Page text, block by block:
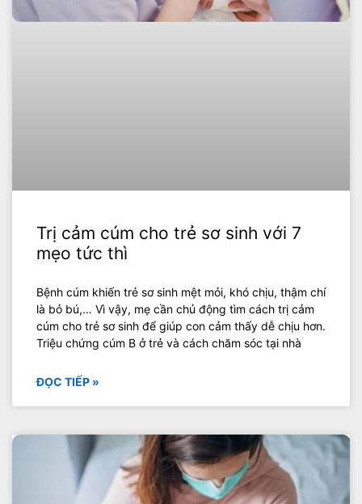
Trị cảm cúm cho trẻ sơ sinh với 7
mẹo tức thì
Bệnh cúm khiến trẻ sơ sinh mệt mỏi, khó chịu, thậm chí
là bỏ bú,… Vì vậy, mẹ cần chủ động tìm cách trị cảm
cúm cho trẻ sơ sinh để giúp con cảm thấy dễ chịu hơn.
Triệu chứng cúm B ở trẻ và cách chăm sóc tại nhà
ĐỌC TIẾP »